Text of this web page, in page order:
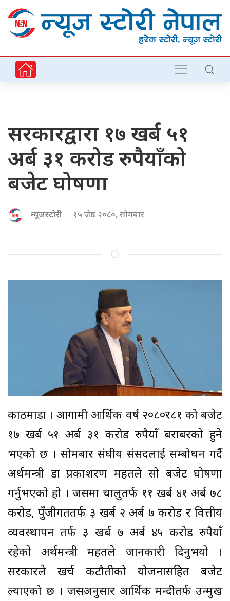
सरकारद्वारा १७ खर्ब ५१
अर्ब ३१ करोड रुपैयाँको
बजेट घोषणा
न्यूजस्टोरी १५ जेष्ठ २०८०, सोमबार
काठमाडौँ । आगामी आर्थिक वर्ष २०८०र८१ को बजेट
१७ खर्ब ५१ अर्ब ३१ करोड रुपैयाँ बराबरको हुने
भएको छ । सोमबार संघीय संसदलाई सम्बोधन गर्दै
अर्थमन्त्री डा प्रकाशरण महतले सो बजेट घोषणा
गर्नुभएको हो । जसमा चालुतर्फ ११ खर्ब ४१ अर्ब ७८
करोड, पुँजीगततर्फ ३ खर्ब २ अर्ब ७ करोड र वित्तीय
व्यवस्थापन तर्फ ३ खर्ब ७ अर्ब ४५ करोड रुपैयाँ
रहेको अर्थमन्त्री महतले जानकारी दिनुभयो ।
सरकारले खर्च कटौतीको योजनासहित बजेट
ल्याएको छ । जसअनुसार आर्थिक मन्दीतर्फ उन्मुख